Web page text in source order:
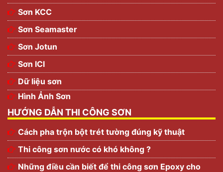
Sơn KCC
Sơn Seamaster
Sơn Jotun
Sơn ICI
Dữ liệu sơn
Hình Ảnh Sơn
HƯỚNG DẪN THI CÔNG SƠN
Cách pha trộn bột trét tường đúng kỹ thuật
Thi công sơn nước có khó không ?
Những điều cần biết để thi công sơn Epoxy cho